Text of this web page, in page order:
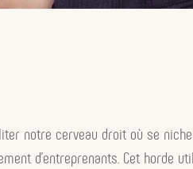
notre cerveau droit où se
d’entreprenants. Cet